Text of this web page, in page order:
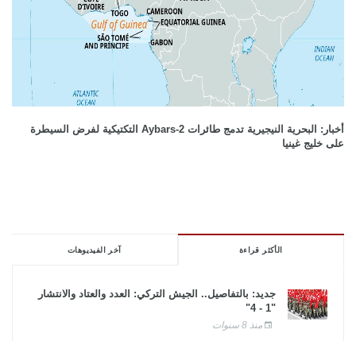
أخبار: البحرية النيجيرية تدمج طائرات Aybars-2 التكتيكية لفرض السيطرة
على خليج غينيا
الأكثر قراءة آخر الفيديوهات
جديد: بالتفاصيل.. الجيش التركي: العدد والعتاد والانتشار
"1 - 4"
منذ 8 سنوات